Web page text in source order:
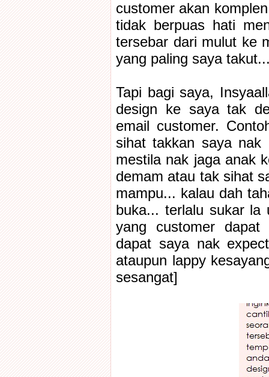
customer akan
tidak berpuas hati
tersebar dari mulut ke
yang paling saya
Tapi bagi saya,
design ke saya tak
email customer.
sihat takkan saya nak
mestila nak jaga anak
demam atau tak sihat
mampu... kalau dah
buka... terlalu sukar la
yang customer
dapat saya nak
ataupun lappy
sesangat]